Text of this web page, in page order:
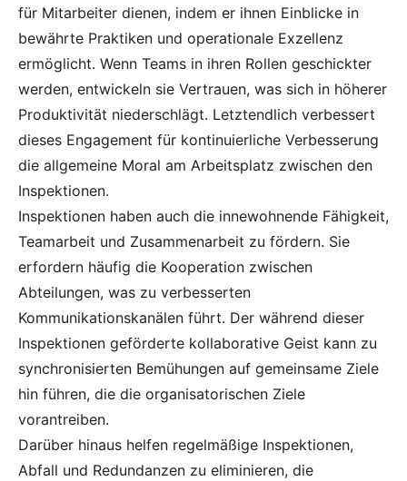
für Mitarbeiter dienen, indem er ihnen Einblicke in
bewährte Praktiken und operationale Exzellenz
ermöglicht. Wenn Teams in ihren Rollen geschickter
werden, entwickeln sie Vertrauen, was sich in höherer
Produktivität niederschlägt. Letztendlich verbessert
dieses Engagement für kontinuierliche Verbesserung
die allgemeine Moral am Arbeitsplatz zwischen den
Inspektionen.
Inspektionen haben auch die innewohnende Fähigkeit,
Teamarbeit und Zusammenarbeit zu fördern. Sie
erfordern häufig die Kooperation zwischen
Abteilungen, was zu verbesserten
Kommunikationskanälen führt. Der während dieser
Inspektionen geförderte kollaborative Geist kann zu
synchronisierten Bemühungen auf gemeinsame Ziele
hin führen, die die organisatorischen Ziele
vorantreiben.
Darüber hinaus helfen regelmäßige Inspektionen,
Abfall und Redundanzen zu eliminieren, die